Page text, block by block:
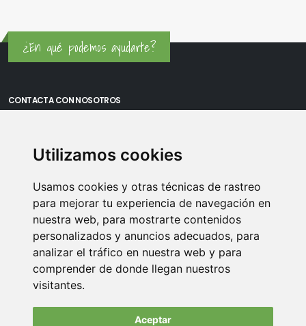
Utilizamos cookies
Usamos cookies y otras técnicas de rastreo
para mejorar tu experiencia de navegación en
nuestra web, para mostrarte contenidos
personalizados y anuncios adecuados, para
analizar el tráfico en nuestra web y para
comprender de donde llegan nuestros
visitantes.
Aceptar
¿En qué podemos ayudarte?
CONTACTA CON NOSOTROS
Oficina Vitoria: Boulevard de Salburua 8, planta 3, 01002 - Vitoria-
Email:info@memoriasusb.com